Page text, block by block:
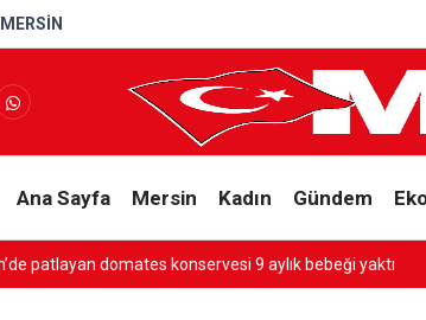
MERSIN
Ana Sayfa Mersin Kadın Gündem
patlayan domates konservesi 9 aylık bebeği yaktı